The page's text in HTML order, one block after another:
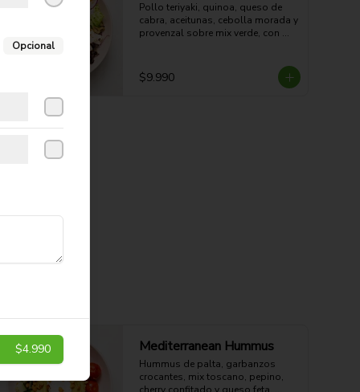
Pollo teriyaki, quinoa, queso de
cabra, aceitunas, cebolla morada y
provenzal sobre mix verde, con
35g grasa - 5g Fibra - 633 Kcal
$9.990
Mediterranean Hummus
Hummus de palta, garbanzos
crocantes, mix toscano, pepino,
Opcional
$4.990